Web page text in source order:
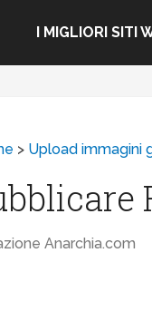
I MIGLIORI SITI
> Upload immagini
Anarchia.com